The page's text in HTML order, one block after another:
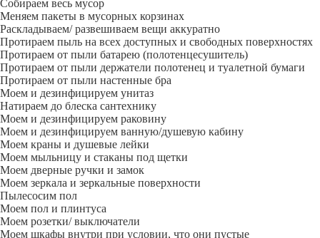
Собираем весь мусор
Меняем пакеты в мусорных корзинах
Раскладываем/ развешиваем вещи аккуратно
Протираем пыль на всех доступных и свободных поверхностях
Протираем от пыли батарею (полотенцесушитель)
Протираем от пыли держатели полотенец и туалетной бумаги
Протираем от пыли настенные бра
Моем и дезинфицируем унитаз
Натираем до блеска сантехнику
Моем и дезинфицируем раковину
Моем и дезинфицируем ванную/душевую кабину
Моем краны и душевые лейки
Моем мыльницу и стаканы под щетки
Моем дверные ручки и замок
Моем зеркала и зеркальные поверхности
Пылесосим пол
Моем пол и плинтуса
Моем розетки/ выключатели
Моем шкафы внутри при условии, что они пустые